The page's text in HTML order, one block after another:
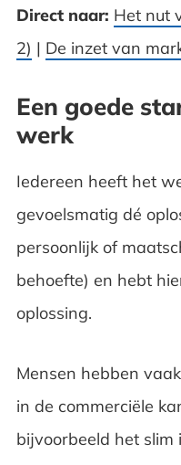
De missie (waar
Voorbeelden van
Kernwaarden
Gratis ebook
afdelingen!
Direct naar: Het nut
2) | De inzet van
Een goede
werk
Iedereen heeft het
gevoelsmatig dé
persoonlijk of
behoefte) en hebt
oplossing.
Mensen hebben
in de commerciële
bijvoorbeeld het